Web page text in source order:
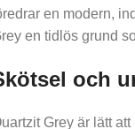
en modern,
en tidlös grund
och
Grey är lätt